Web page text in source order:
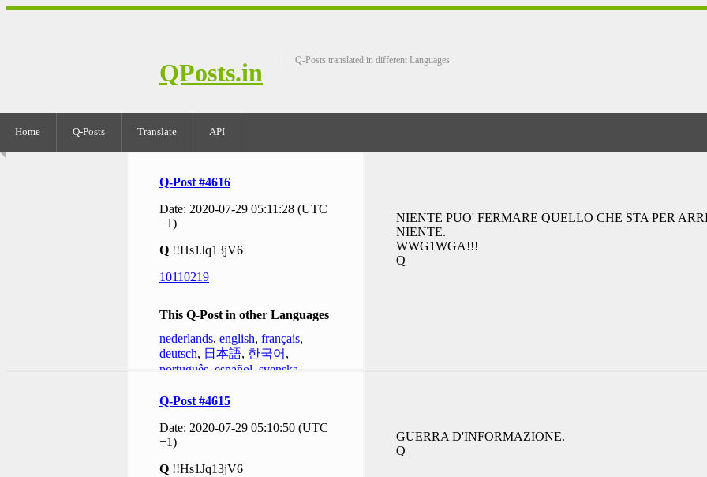
QPosts.in Q-Posts translated in different Languages
Home Q-Posts Translate API
Q-Post #4616
Date: 2020-07-29 05:11:28 (UTC
+1)
Q !!Hs1Jq13jV6
10110219
This Q-Post in other Languages
nederlands, english, français,
deutsch, 日本語, 한국어 ,
português,español,svenska
NIENTE PUO' FERMARE QUELLO CHE STA PER
NIENTE.
WWG1WGA!!!
Q
Q-Post #4615
Date: 2020-07-29 05:10:50 (UTC
+1)
Q !!Hs1Jq13jV6
GUERRA D'INFORMAZIONE.
Q